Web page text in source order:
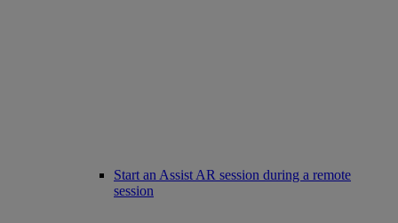
Start an Assist AR session during a remote
session